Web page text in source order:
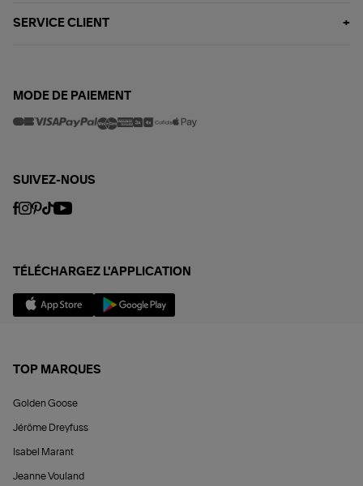
SERVICE CLIENT
MODE DE PAIEMENT
SUIVEZ-NOUS
TÉLÉCHARGEZ L'APPLICATION
TOP MARQUES
Golden Goose
Jérôme Dreyfuss
Isabel Marant
Jeanne Vouland